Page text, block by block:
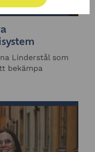
Linderstål som
bekämpa